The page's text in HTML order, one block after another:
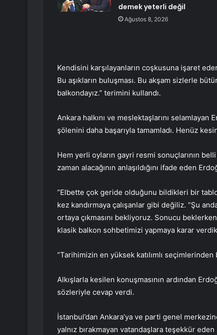
demek yeterli değil
Ağustos 8, 2026
Kendisini karşılayanların coşkusuna işaret
Bu aşıkların buluşması. Bu akşam sizlerle
balkondayız.” terimini kullandı.
Ankara halkını ve meslektaşlarını
şölenini daha başarıyla tamamladı. Henüz
Hem yerli oyların gayri resmi sonuçlarının belli
zaman alacağının anlaşıldığını ifade eden
“Elbette çok geride olduğunu bildikleri bir
kez kandırmaya çalışanlar gibi değiliz. “Şu
ortaya çıkmasını bekliyoruz. Sonucu
klasik balkon sohbetimizi yapmaya karar
“Tarihimizin en yüksek katılımlı seçimlerinden
Alkışlarla kesilen konuşmasının ardından
sözleriyle cevap verdi.
İstanbul’dan Ankara’ya ve parti genel
yalnız bırakmayan vatandaşlara teşekkür